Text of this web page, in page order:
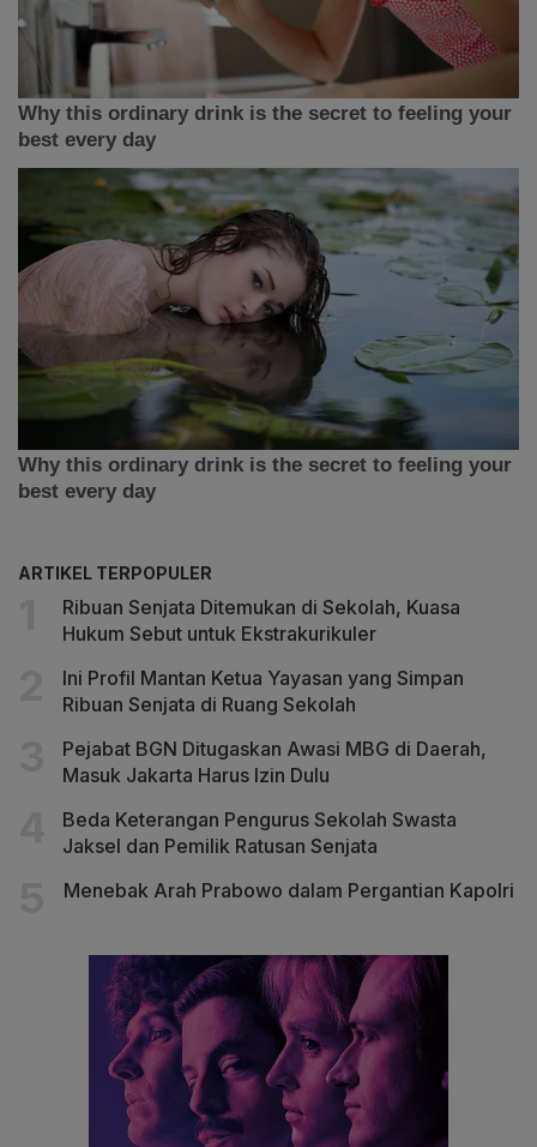
ARTIKEL TERPOPULER
Ribuan Senjata Ditemukan di Sekolah, Kuasa
Hukum Sebut untuk Ekstrakurikuler
Ini Profil Mantan Ketua Yayasan yang Simpan
Ribuan Senjata di Ruang Sekolah
Pejabat BGN Ditugaskan Awasi MBG di Daerah,
Masuk Jakarta Harus Izin Dulu
Beda Keterangan Pengurus Sekolah Swasta
Jaksel dan Pemilik Ratusan Senjata
Menebak Arah Prabowo dalam Pergantian Kapolri